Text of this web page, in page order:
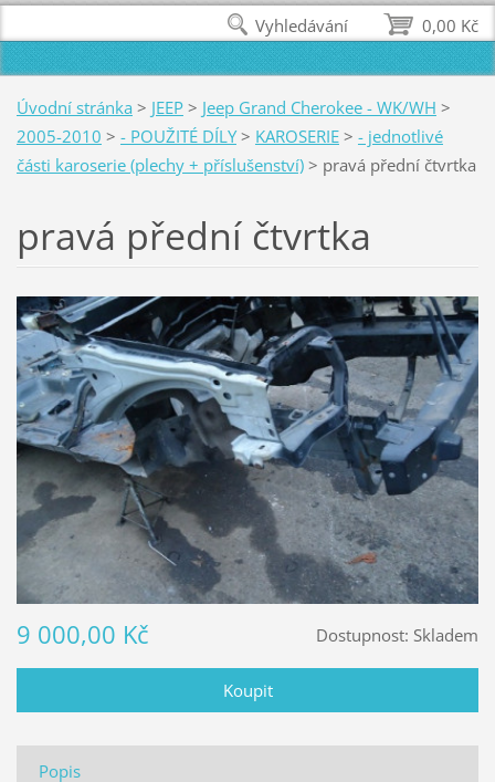
Úvodní stránka > JEEP > Jeep Grand Cherokee - WK/WH >
2005-2010 > - POUŽITÉ DÍLY > KAROSERIE > - jednotlivé
části karoserie (plechy + příslušenství) > pravá přední čtvrtka
pravá přední čtvrtka
Dostupnost: Skladem
9 000,00 Kč
Popis
0,00 Kč
Vyhledávání